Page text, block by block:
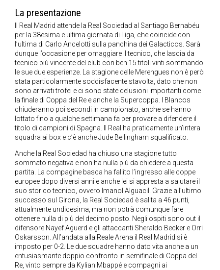
La presentazione
Il Real Madrid attende la Real Sociedad al Santiago Bernabéu
per la 38esima e ultima giornata di Liga, che coincide con
l’ultima di Carlo Ancelotti sulla panchina dei Galacticos. Sarà
dunque l’occasione per omaggiare il tecnico, che lascia da
tecnico più vincente del club con ben 15 titoli vinti sommando
le sue due esperienze. La stagione delle Merengues non è però
stata particolarmente soddisfacente stavolta, dato che non
sono arrivati trofei e ci sono state delusioni importanti come
la finale di Coppa del Re e anche la Supercoppa. I Blancos
chiuderanno poi secondi in campionato, anche se hanno
lottato fino a qualche settimana fa per provare a difendere il
titolo di campioni di Spagna. Il Real ha praticamente un’intera
squadra ai box e c’è anche Jude Bellingham squalificato.
Anche la Real Sociedad ha chiuso una stagione tutto
sommato negativa e non ha nulla più da chiedere a questa
partita. La compagine basca ha fallito l’ingresso alle coppe
europee dopo diversi anni e anche lei si appresta a salutare il
suo storico tecnico, ovvero Imanol Alguacil. Grazie all’ultimo
successo sul Girona, la Real Sociedad è salita a 46 punti,
attualmente undicesima, ma non potrà comunque fare
ottenere nulla di più del decimo posto. Negli ospiti sono out il
difensore Nayef Aguerd e gli attaccanti Sheraldo Becker e Orri
Oskarsson. All’andata alla Reale Arena il Real Madrid si è
imposto per 0-2. Le due squadre hanno dato vita anche a un
entusiasmante doppio confronto in semifinale di Coppa del
Re, vinto sempre da Kylian Mbappé e compagni ai